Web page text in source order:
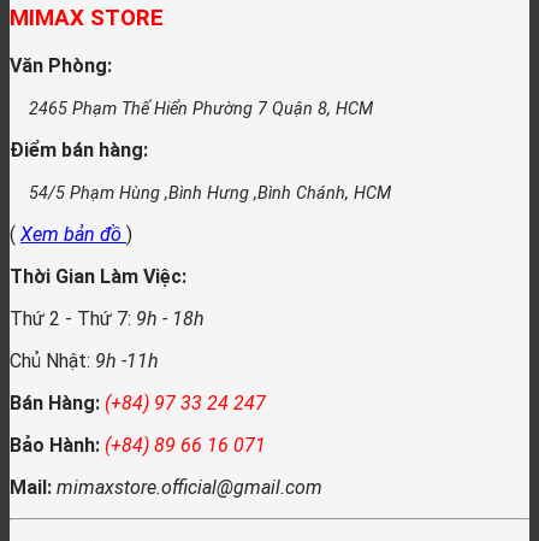
MIMAX STORE
Văn Phòng:
2465 Phạm Thế Hiển Phường 7 Quận 8, HCM
Điểm bán hàng:
54/5 Phạm Hùng ,Bình Hưng ,Bình Chánh, HCM
( Xem bản đồ )
Thời Gian Làm Việc:
Thứ 2 - Thứ 7: 9h - 18h
Chủ Nhật: 9h -11h
Bán Hàng: (+84) 97 33 24 247
Bảo Hành: (+84) 89 66 16 071
Mail: mimaxstore.official@gmail.com